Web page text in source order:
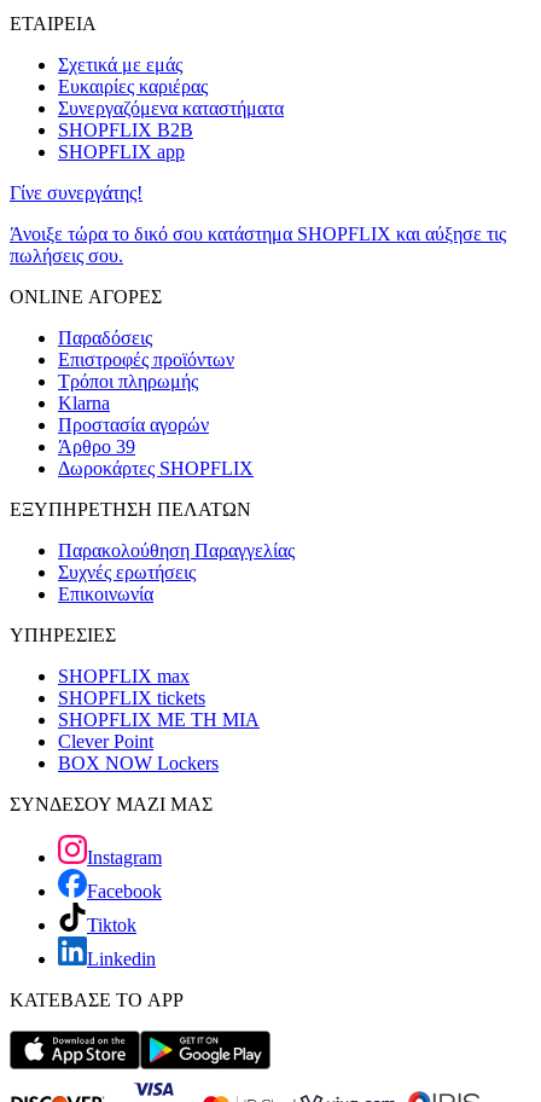
ΕΤΑΙΡΕΙΑ
Σχετικά με εμάς
Ευκαιρίες καριέρας
Συνεργαζόμενα καταστήματα
SHOPFLIX B2B
SHOPFLIX app
Γίνε συνεργάτης!
Άνοιξε τώρα το δικό σου κατάστημα SHOPFLIX και αύξησε τις
πωλήσεις σου.
ONLINE ΑΓΟΡΕΣ
Παραδόσεις
Επιστροφές προϊόντων
Τρόποι πληρωμής
Klarna
Προστασία αγορών
Άρθρο 39
Δωροκάρτες SHOPFLIX
ΕΞΥΠΗΡΕΤΗΣΗ ΠΕΛΑΤΩΝ
Παρακολούθηση Παραγγελίας
Συχνές ερωτήσεις
Επικοινωνία
ΥΠΗΡΕΣΙΕΣ
SHOPFLIX max
SHOPFLIX tickets
SHOPFLIX ΜΕ ΤΗ ΜΙΑ
Clever Point
BOX NOW Lockers
ΣΥΝΔΕΣΟΥ ΜΑΖΙ ΜΑΣ
Instagram
Facebook
Tiktok
Linkedin
ΚΑΤΕΒΑΣΕ ΤΟ APP